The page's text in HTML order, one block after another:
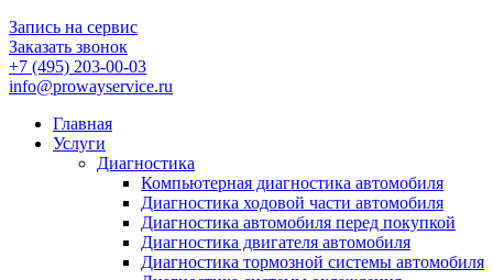
Запись на сервис
Заказать звонок
+7 (495) 203-00-03
info@prowayservice.ru
Главная
Услуги
Диагностика
Компьютерная диагностика автомобиля
Диагностика ходовой части автомобиля
Диагностика автомобиля перед покупкой
Диагностика двигателя автомобиля
Диагностика тормозной системы автомобиля